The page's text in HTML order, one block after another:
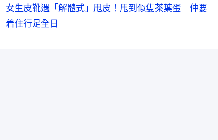
女生皮靴遇「解體式」甩皮！甩到似隻茶葉蛋 仲要
着住行足全日